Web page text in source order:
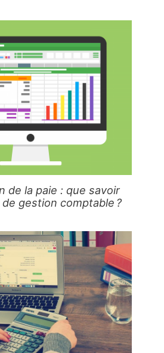
de la paie : que savoir
gestion comptable ?